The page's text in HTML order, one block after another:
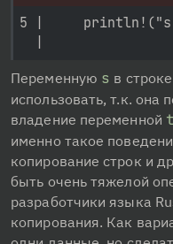
5 |
Переменную s в
использовать, т.к. она
владение переменной t
именно такое
копирование строк и
быть очень тяжелой
разработчики языка
копирования. Как